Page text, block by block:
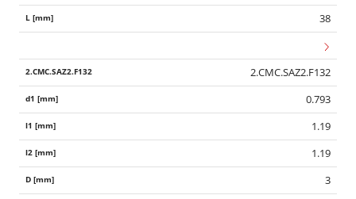
38
2.CMC.SAZ2.F132
0.793
1.19
1.19
3